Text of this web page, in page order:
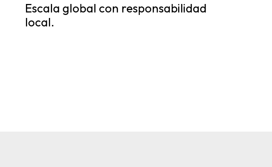
Escala global con responsabilidad
local.